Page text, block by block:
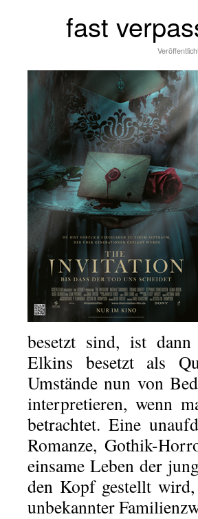
fast
besetzt sind, ist
Elkins besetzt als
Umstände nun von
interpretieren, wenn
betrachtet. Eine
Romanze, Gothik-
einsame Leben der
den Kopf gestellt
unbekannter